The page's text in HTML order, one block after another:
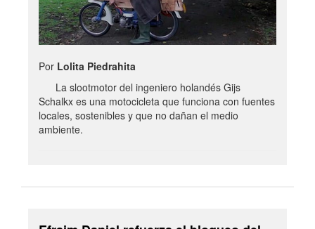
Por Lolita Piedrahita
La slootmotor del ingeniero holandés Gijs
Schalkx es una motocicleta que funciona con fuentes
locales, sostenibles y que no dañan el medio
ambiente.